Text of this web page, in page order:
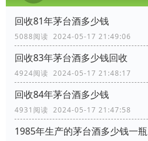
回收81年茅台酒多少钱
5088阅读 2024-05-17 21:49:06
回收83年茅台酒多少钱回收
4924阅读 2024-05-17 21:48:17
回收84年茅台酒多少钱
4931阅读 2024-05-17 21:47:58
1985年生产的茅台酒多少钱一瓶